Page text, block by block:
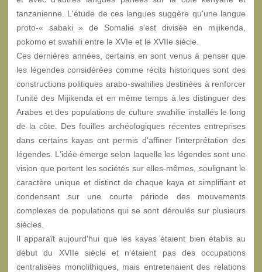
tanzanienne. L'étude de ces langues suggère qu'une langue
proto-« sabaki » de Somalie s'est divisée en mijikenda,
pokomo et swahili entre le XVIe et le XVIIe siècle.
Ces dernières années, certains en sont venus à penser que
les légendes considérées comme récits historiques sont des
constructions politiques arabo-swahilies destinées à renforcer
l'unité des Mijikenda et en même temps à les distinguer des
Arabes et des populations de culture swahilie installés le long
de la côte. Des fouilles archéologiques récentes entreprises
dans certains kayas ont permis d'affiner l'interprétation des
légendes. L'idée émerge selon laquelle les légendes sont une
vision que portent les sociétés sur elles-mêmes, soulignant le
caractère unique et distinct de chaque kaya et simplifiant et
condensant sur une courte période des mouvements
complexes de populations qui se sont déroulés sur plusieurs
siècles.
Il apparaît aujourd'hui que les kayas étaient bien établis au
début du XVIIe siècle et n'étaient pas des occupations
centralisées monolithiques, mais entretenaient des relations